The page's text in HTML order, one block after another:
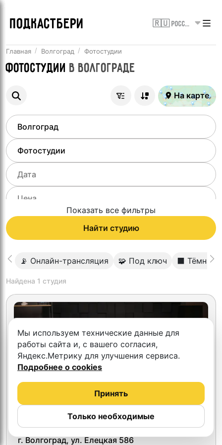
ПОДКАСТБЕРИ 🇷🇺 Россия
Главная Волгоград Фотостудии
Фотостудии в Волгограде
На карте
Показать все фильтры
Найти студию
📡 Онлайн-трансляция 🧩 Под ключ ⬛️ Тёмный
Найдена 1 студия
Lumen 4.3
г. Волгоград, ул. Елецкая 586
Мы используем технические данные для
работы сайта и, с вашего согласия,
Яндекс.Метрику для улучшения сервиса.
Подробнее о cookies
Только необходимые
Принять